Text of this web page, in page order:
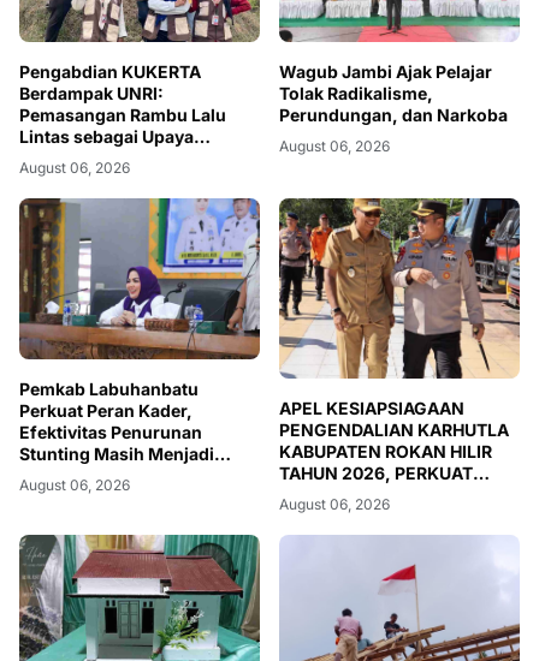
Pengabdian KUKERTA
Berdampak UNRI:
Pemasangan Rambu Lalu
Lintas sebagai Upaya
Meningkatkan Keselamatan
Berkendara di Desa Kiab
Jaya, Kabupaten Pelalawan
August 06, 2026
Wagub Jambi Ajak Pelajar
Tolak Radikalisme,
Perundungan, dan Narkoba
August 06, 2026
Pemkab Labuhanbatu
Perkuat Peran Kader,
Efektivitas Penurunan
Stunting Masih Menjadi
Tantangan Bersama
August 06, 2026
APEL KESIAPSIAGAAN
PENGENDALIAN KARHUTLA
KABUPATEN ROKAN HILIR
TAHUN 2026, PERKUAT
SINERGI HADAPI MUSIM
KEMARAU DAN POTENSI EL
NINO
August 06, 2026